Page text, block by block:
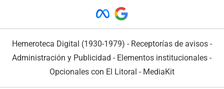
Hemeroteca Digital (1930-1979) - Receptorías de avisos -
Administración y Publicidad - Elementos institucionales -
Opcionales con El Litoral - MediaKit